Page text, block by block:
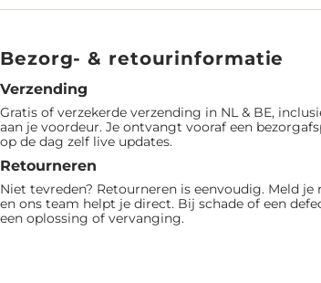
Bezorg- & retourinformatie
Verzending
Gratis of verzekerde verzending in NL & BE,
aan je voordeur. Je ontvangt vooraf een
op de dag zelf live updates.
Retourneren
Niet tevreden? Retourneren is eenvoudig. Meld
en ons team helpt je direct. Bij schade of een
een oplossing of vervanging.